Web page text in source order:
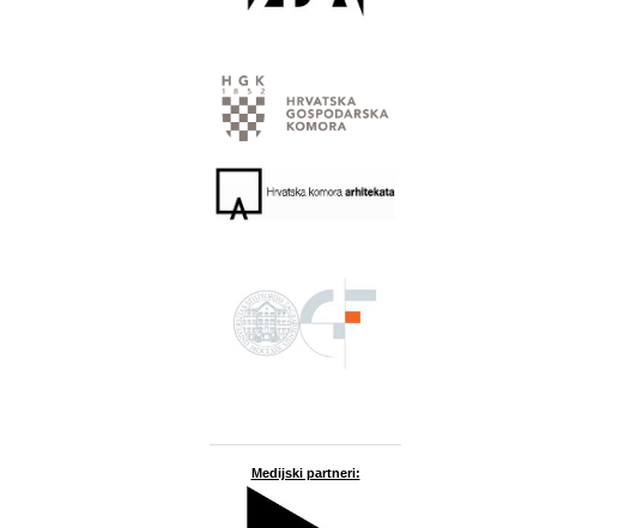
Medijski partneri: